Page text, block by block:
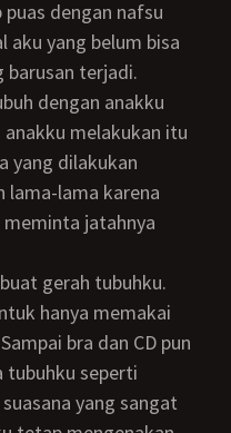
dengan nafsu
aku yang belum bisa
terjadi.
melakukan itu
yang dilakukan
lama-lama karena
jatahnya
hanya memakai
bra dan CD pun
tubuhku seperti
yang sangat